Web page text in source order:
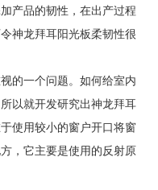
产品的韧性，在出产过程
神龙拜耳阳光板柔韧性很
的一个问题。如何给室内
以就开发研究出神龙拜耳
使用较小的窗户开口将窗
，它主要是使用的反射原